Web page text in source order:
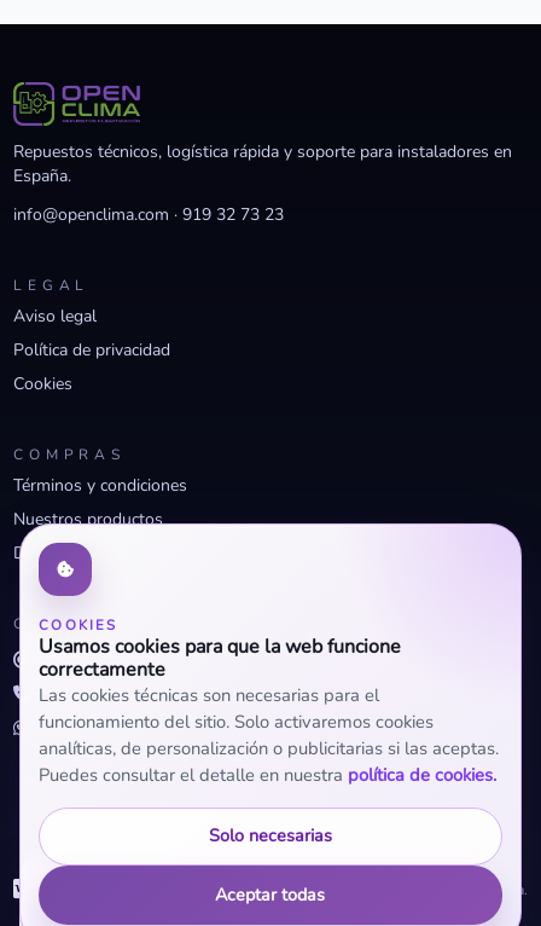
COOKIES
Usamos cookies para que la web funcione
correctamente
Las cookies técnicas son necesarias para el
funcionamiento del sitio. Solo activaremos cookies
analíticas, de personalización o publicitarias si las aceptas.
Puedes consultar el detalle en nuestra política de cookies.
Solo necesarias
Aceptar todas
Repuestos técnicos, logística rápida y soporte para instaladores en
España.
info@openclima.com ·919 32 73 23
LEGAL
Aviso legal
Política de privacidad
Cookies
COMPRAS
Términos y condiciones
Nuestros productos
Descuentos profesionales
CONTACTO
info@openclima.com
919 32 73 23
+34 623 56 04 93 (WhatsApp)
© 2026 OpenClima.